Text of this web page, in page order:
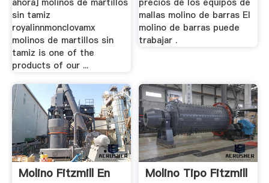
ahora] molinos de martillos
sin tamiz
royalinnmonclovamx
molinos de martillos sin
tamiz is one of the
products of our ...
precios de los equipos de
mallas molino de barras El
molino de barras puede
trabajar .
Molino Fitzmill En Molino Tipo Fitzmill